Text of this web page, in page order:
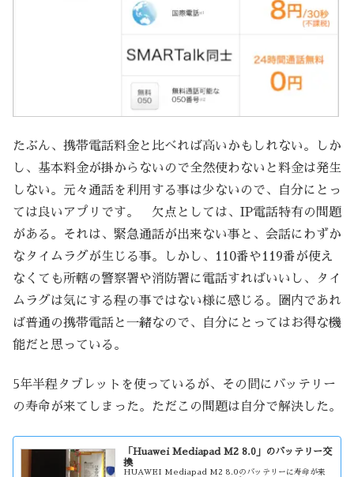
たぶん、携帯電話料金と比べれば高いかもしれない。しか
し、基本料金が掛からないので全然使わないと料金は発生
しない。元々通話を利用する事は少ないので、自分にとっ
ては良いアプリです。 欠点としては、IP電話特有の問題
がある。それは、緊急通話が出来ない事と、会話にわずか
なタイムラグが生じる事。しかし、110番や119番が使え
なくても所轄の警察署や消防署に電話すればいいし、タイ
ムラグは気にする程の事ではない様に感じる。圏内であれ
ば普通の携帯電話と一緒なので、自分にとってはお得な機
能だと思っている。
5年半程タブレットを使っているが、その間にバッテリー
の寿命が来てしまった。ただこの問題は自分で解決した。
「Huawei Mediapad M2 8.0」のバッテリー交
換
HUAWEI Mediapad M2 8.0のバッテリーに寿命が来